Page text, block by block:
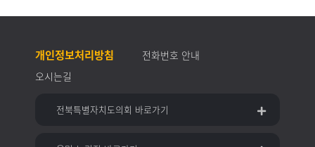
개인정보처리방침
전화번호 안내
오시는길
전북특별자치도의회 바로가기